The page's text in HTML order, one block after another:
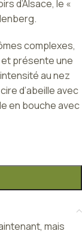
d’Alsace, le «
complexes,
et présente une
au nez
d’abeille avec
en bouche avec
mais